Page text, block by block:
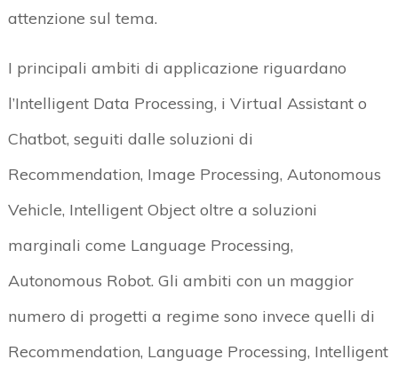
attenzione sul tema.
I principali ambiti di applicazione riguardano
l’Intelligent Data Processing, i Virtual Assistant o
Chatbot, seguiti dalle soluzioni di
Recommendation, Image Processing, Autonomous
Vehicle, Intelligent Object oltre a soluzioni
marginali come Language Processing,
Autonomous Robot. Gli ambiti con un maggior
numero di progetti a regime sono invece quelli di
Recommendation, Language Processing, Intelligent